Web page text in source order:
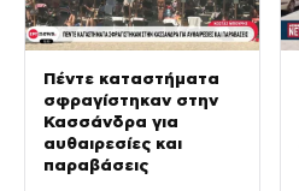
Πέντε καταστήματα
σφραγίστηκαν στην
Κασσάνδρα για
αυθαιρεσίες και
παραβάσεις